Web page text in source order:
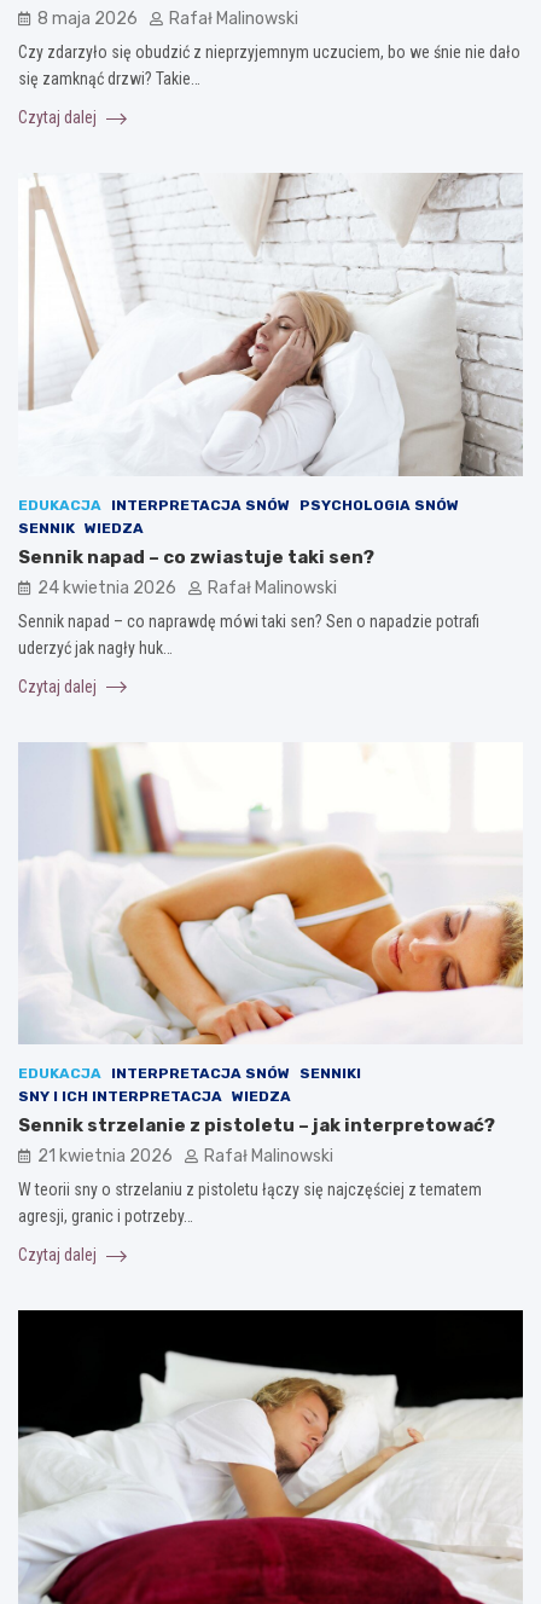
8 maja 2026 Rafał Malinowski
Czy zdarzyło się obudzić z nieprzyjemnym uczuciem, bo we śnie nie dało
się zamknąć drzwi? Takie…
Czytaj dalej
EDUKACJA INTERPRETACJA SNÓW
PSYCHOLOGIA SNÓW
SENNIK WIEDZA
Sennik napad – co zwiastuje taki sen?
24 kwietnia 2026 Rafał Malinowski
Sennik napad – co naprawdę mówi taki sen? Sen o napadzie potrafi
uderzyć jak nagły huk…
Czytaj dalej
EDUKACJA INTERPRETACJA SNÓW
SENNIKI
SNY I ICH INTERPRETACJA WIEDZA
Sennik strzelanie z pistoletu – jak interpretować?
21 kwietnia 2026 Rafał Malinowski
W teorii sny o strzelaniu z pistoletu łączy się najczęściej z tematem
agresji, granic i potrzeby…
Czytaj dalej